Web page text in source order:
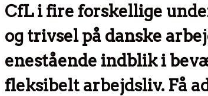
CfL i fire forskellige
og trivsel på danske
enestående indblik i
fleksibelt arbejdsliv. Få